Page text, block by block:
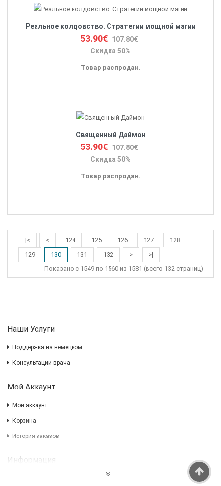
Реальное колдовство. Стратегии мощной магии
53.90€ 107.80€
Скидка 50%
Товар распродан.
Священный Даймон
53.90€ 107.80€
Скидка 50%
Товар распродан.
|< < 124 125 126 127
128
129
130 131 132 >
>|
Показано с 1549 по 1560 из 1581 (всего 132 страниц)
Наши Услуги
Поддержка на немецком
Консультации врача
Мой Аккаунт
Мой аккаунт
Корзина
История заказов
Информация